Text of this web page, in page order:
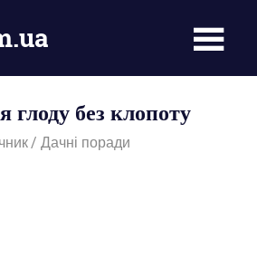
без клопоту
Дачні поради